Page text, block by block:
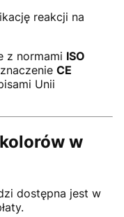
reakcji na
z normami ISO
CE
Unii
w
dostępna jest w